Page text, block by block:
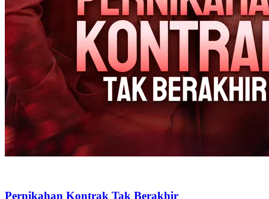
Identitas Rahasia
Cinta Setelah Nikah
Setelah Sekian Lama
50 Episodes
Hubungan rahasia lima tahun berubah jadi pernikahan karena
kehamilan yang tak terduga. Saat Grace mengharapkan cinta yang
sesungguhnya dan Andrew terikat oleh kewajiban, rahasia masa lalu
mereka kembali muncul. Apakah pernikahan ini hanya bagian dari
sandiwara atau sebuah takdir yang tertunda?
Cinta Setelah PernikahanRomansaRomansa Urban